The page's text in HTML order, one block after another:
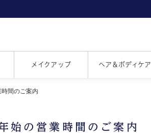
メイクアップ ヘア＆ボディケア
間のご案内
始の営業時間のご案内